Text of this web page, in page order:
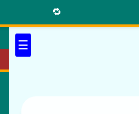
☰
🔁